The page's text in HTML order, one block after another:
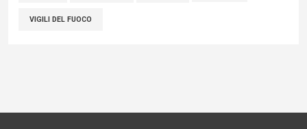
VIGILI DEL FUOCO